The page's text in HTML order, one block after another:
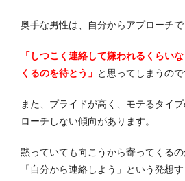
奥手な男性は、自分からアプローチで
「しつこく連絡して嫌われるくらい
くるのを待とう」 と思ってしまうので
また、プライドが高く、モテるタイ
ローチしない傾向があります。
黙っていても向こうから寄ってくるの
「自分から連絡しよう」という発想